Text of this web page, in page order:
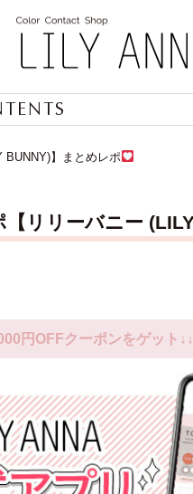
BUNNY)】まとめレポ
【リリーバニー
円OFFクーポンをゲット↓↓